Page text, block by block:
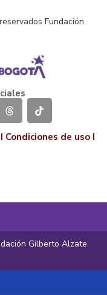
Fundación
I Condiciones de uso I
Gilberto Alzate